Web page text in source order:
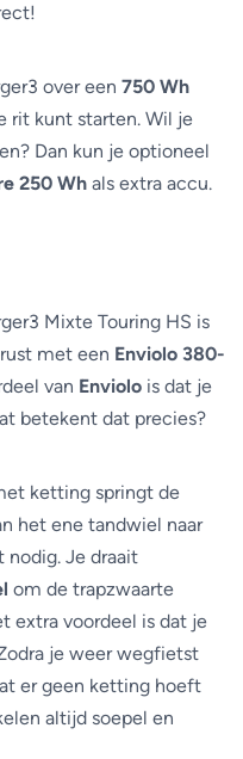
over een 750 Wh
rit kunt starten. Wil je
Dan kun je optioneel
250 Wh als extra accu.
Mixte Touring HS is
met een Enviolo 380-
van Enviolo is dat je
betekent dat precies?
ketting springt de
het ene tandwiel naar
nodig. Je draait
om de trapzwaarte
extra voordeel is dat je
je weer wegfietst
er geen ketting hoeft
altijd soepel en